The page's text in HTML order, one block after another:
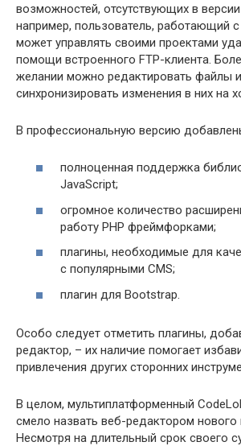
возможностей, отсутствующих в
например, пользователь, работающий с
может управлять своими проектами
помощи встроенного FTP-клиента.
желании можно редактировать файлы и
синхронизировать изменения в них на
В профессиональную версию
полноценная поддержка
JavaScript;
огромное количество
работу PHP фреймфорками;
плагины, необходимые для
с популярными CMS;
плагин для Bootstrap.
Особо следует отметить плагины,
редактор, – их наличие помогает
привлечения других сторонних
В целом, мультиплатформенный
смело назвать веб-редактором нового
Несмотря на длительный срок своего